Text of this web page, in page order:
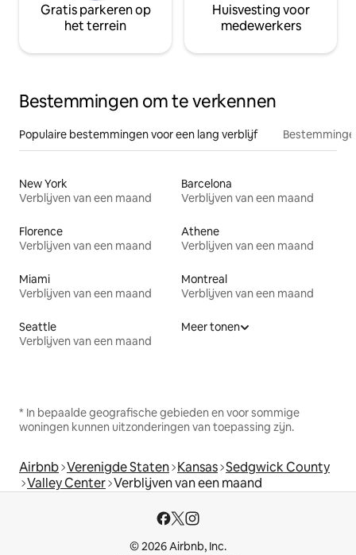
Gratis parkeren op
het terrein
Huisvesting voor
medewerkers
Bestemmingen om te verkennen
Populaire bestemmingen voor een lang verblijf
New York
Verblijven van een maand
Barcelona
Verblijven van een maand
Florence
Verblijven van een maand
Athene
Verblijven van een maand
Miami
Verblijven van een maand
Montreal
Verblijven van een maand
Seattle
Verblijven van een maand
Meer tonen
* In bepaalde geografische gebieden en voor sommige
woningen kunnen uitzonderingen van toepassing zijn.
Airbnb Verenigde Staten Kansas Sedgwick County
Valley Center Verblijven van een maand
© 2026 Airbnb, Inc.